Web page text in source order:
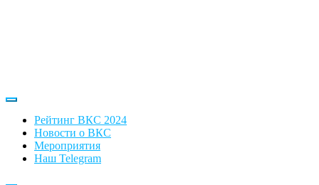
Рейтинг ВКС 2024
Новости о ВКС
Мероприятия
Наш Telegram